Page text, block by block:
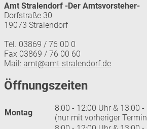
Amt Stralendorf -Der Amtsvorsteher-
Dorfstraße 30
19073 Stralendorf
Tel. 03869 / 76 00 0
Fax 03869 / 76 00 60
Mail: amt@amt-stralendorf.de
Öffnungszeiten
Montag
8:00 - 12:00 Uhr & 13:00
(nur mit vorheriger